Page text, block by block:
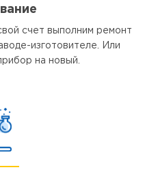
счет выполним ремонт
изготовителе. Или
на новый.